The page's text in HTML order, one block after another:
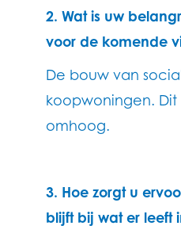
2. Wat is uw
voor de komende
De bouw van
koopwoningen.
omhoog.
3. Hoe zorgt u
blijft bij wat er leeft